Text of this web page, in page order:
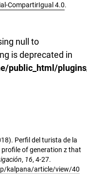
CompartirIgual 4.0.
null to
is deprecated in
public_html/
Perfil del turista de la
of generation z that
, 16, 4-27.
kalpana/article/view/40